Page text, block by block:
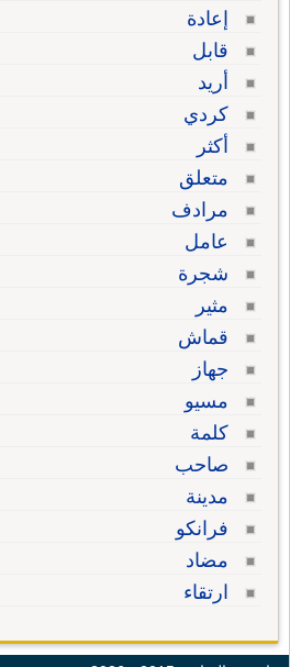
إعادة
قابل
أريد
كردي
أكثر
متعلق
مرادف
عامل
شجرة
مثير
قماش
جهاز
مسيو
كلمة
صاحب
مدينة
فرانكو
مضاد
ارتقاء